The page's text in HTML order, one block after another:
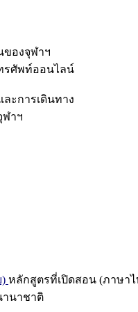
ของจุฬาฯ
รศัพท์ออนไลน์
ะการเดินทาง
ฬาฯ
หลักสูตรที่เปิดสอน (ภาษาไ
นาชาติ